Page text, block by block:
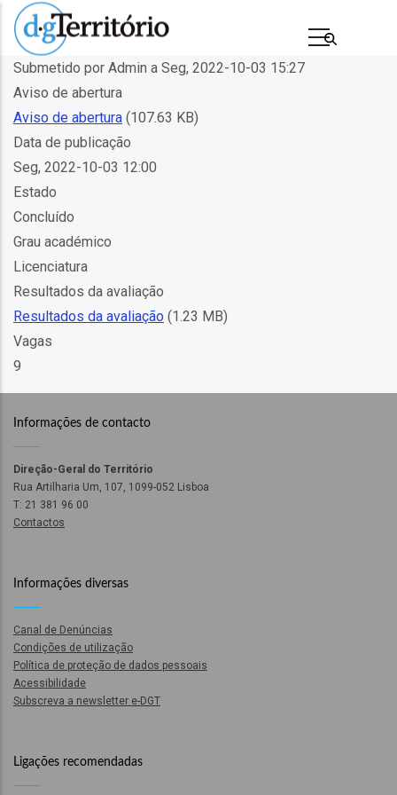
Passar
para
conteúdo
principal
Submetido por Admin a Seg, 2022-10-03 15:27
Aviso de abertura
Aviso de abertura (107.63 KB)
Data de publicação
Seg, 2022-10-03 12:00
Estado
Concluído
Grau académico
Licenciatura
Resultados da avaliação
Resultados da avaliação (1.23 MB)
Vagas
9
Informações de contacto
Direção-Geral do Território
Rua Artilharia Um, 107, 1099-052 Lisboa
T: 21 381 96 00
Contactos
Informações diversas
Canal de Denúncias
Condições de utilização
Política de proteção de dados pessoais
Acessibilidade
Subscreva a newsletter e-DGT
Ligações recomendadas